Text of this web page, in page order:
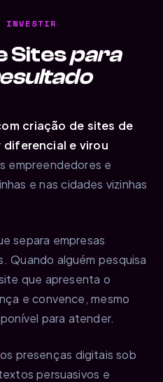
INVESTIR
Sitespara
criação de sites de
diferencial e virou
empreendedores e
e nas cidades vizinhas
separa empresas
Quando alguém pesquisa
que apresenta o
e convence, mesmo
para atender.
presenças digitais sob
persuasivos e